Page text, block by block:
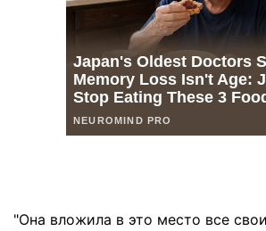
"Она вложила в это место все